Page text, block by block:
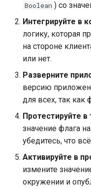
Boolean ) со
Интегрируйте в
логику, которая
на стороне
или нет.
Разверните
версию
для всех, так
Протестируйте
значение флага на
убедитесь, что
Активируйте в
измените
окружении и